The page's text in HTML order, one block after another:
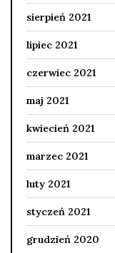
sierpień 2021
lipiec 2021
czerwiec 2021
maj 2021
kwiecień 2021
marzec 2021
luty 2021
styczeń 2021
grudzień 2020